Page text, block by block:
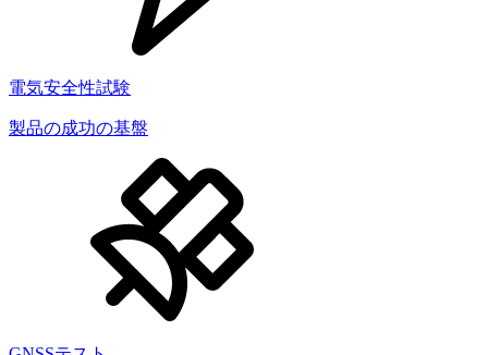
電気安全性試験
製品の成功の基盤